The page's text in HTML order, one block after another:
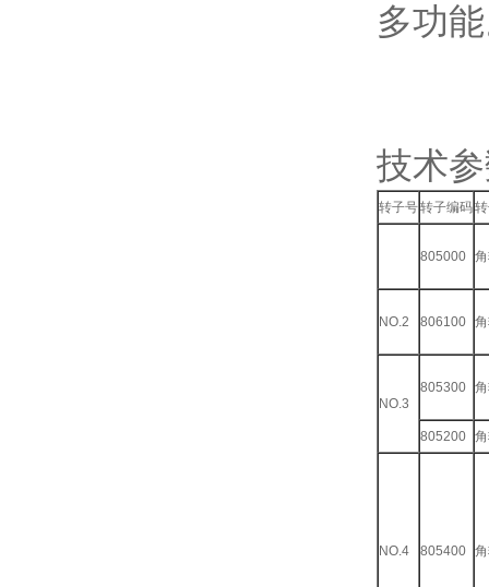
多功能
技术参
转子号转子编码
805000
NO.2 806100
NO.3
805300
805200
NO.4 805400